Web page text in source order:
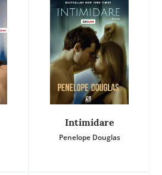
Intimidare
Penelope Douglas